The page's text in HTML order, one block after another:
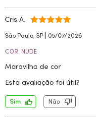
Cris A.
São Paulo, SP | 05/07/2026
COR: NUDE
Maravilha de cor
Esta avaliação foi útil?
Sim Não